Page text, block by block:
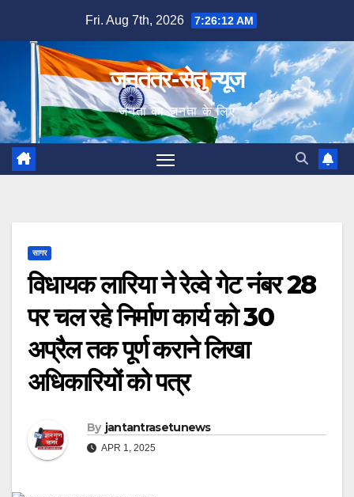
content
Fri. Aug 7th, 2026 7:26:13 AM
जनतंत्र-सेतु न्यूज
जनता का जनता के लिए
सागर
विधायक लारिया ने रेल्वे गेट नंबर 28
पर चल रहे निर्माण कार्य को 30
अप्रैल तक पूर्ण कराने लिखा
अधिकारियों को पत्र
By jantantrasetunews
APR 1, 2025